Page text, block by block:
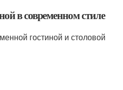
в современном стиле
гостиной и столовой